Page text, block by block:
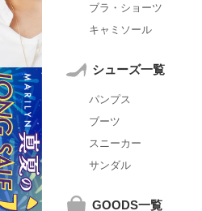
ブラ・ショーツ
キャミソール
シューズ一覧
パンプス
ブーツ
スニーカー
サンダル
GOODS一覧